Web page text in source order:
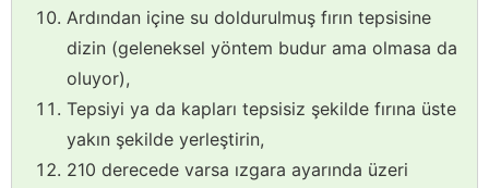
Ardından içine su doldurulmuş fırın tepsisine
dizin (geleneksel yöntem budur ama olmasa da
oluyor),
Tepsiyi ya da kapları tepsisiz şekilde fırına üste
yakın şekilde yerleştirin,
210 derecede varsa ızgara ayarında üzeri